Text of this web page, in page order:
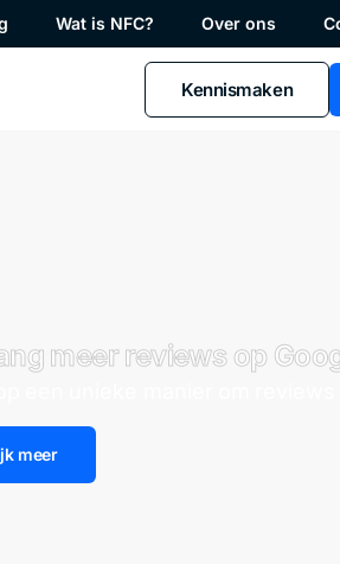
Wat is NFC? Over ons
Kennismaken
meer reviews op
meer